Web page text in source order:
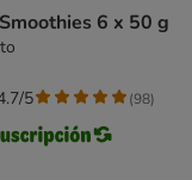
6 x 50 g
5 (98)